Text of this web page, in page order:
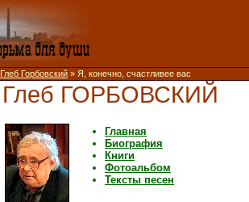
Глеб Горбовский » Я, конечно, счастливее вас
Глеб ГОРБОВСКИЙ
Главная
Биография
Книги
Фотоальбом
Тексты песен